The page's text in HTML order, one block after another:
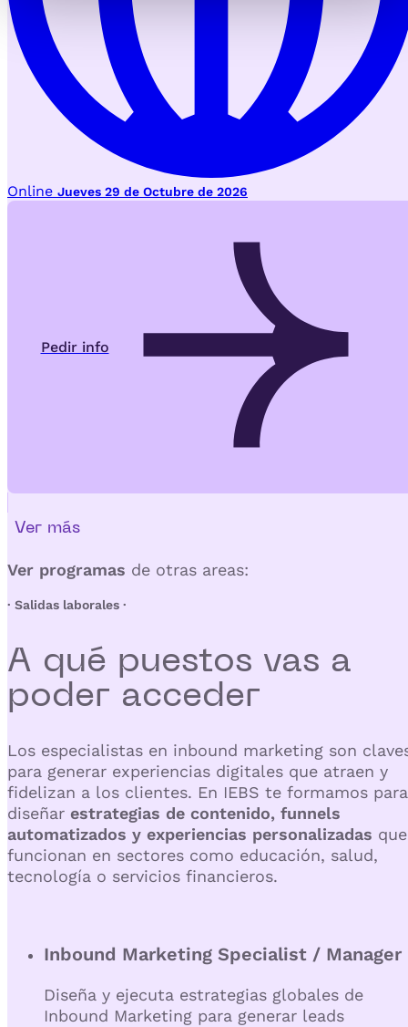
Online Jueves 29 de Octubre de 2026
Pedir info
Ver más
Ver programas de otras areas:
· Salidas laborales ·
A qué puestos vas a
poder acceder
Los especialistas en inbound marketing son
para generar experiencias digitales que atraen y
fidelizan a los clientes. En IEBS te formamos para
diseñar estrategias de contenido, funnels
automatizados y experiencias personalizadas que
funcionan en sectores como educación, salud,
tecnología o servicios financieros.
Inbound Marketing Specialist / Manager
Diseña y ejecuta estrategias globales de
Inbound Marketing para generar leads